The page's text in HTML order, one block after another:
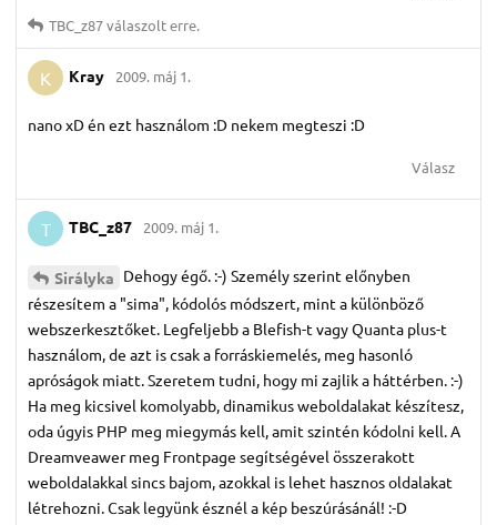
TBC_z87válaszolt erre.
K Kray 2009. máj 1.
nano xD én ezt használom :D nekem megteszi :D
Válasz
T TBC_z87 2009. máj 1.
Sirályka Dehogy égő. :-) Személy szerint előnyben
részesítem a "sima", kódolós módszert, mint a különböző
webszerkesztőket. Legfeljebb a Blefish-t vagy Quanta plus-t
használom, de azt is csak a forráskiemelés, meg hasonló
apróságok miatt. Szeretem tudni, hogy mi zajlik a háttérben. :-)
Ha meg kicsivel komolyabb, dinamikus weboldalakat készítesz,
oda úgyis PHP meg miegymás kell, amit szintén kódolni kell. A
Dreamveawer meg Frontpage segítségével összerakott
weboldalakkal sincs bajom, azokkal is lehet hasznos oldalakat
létrehozni. Csak legyünk észnél a kép beszúrásánál! :-D